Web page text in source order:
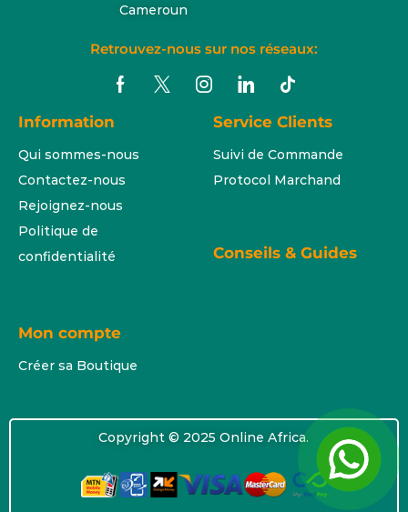
Cameroun
Retrouvez-nous sur nos réseaux:
Information
Qui sommes-nous
Contactez-nous
Rejoignez-nous
Politique de
confidentialité
Service Clients
Suivi de Commande
Protocol Marchand
Conseils & Guides
Mon compte
Créer sa Boutique
Copyright © 2025 Online Africa.